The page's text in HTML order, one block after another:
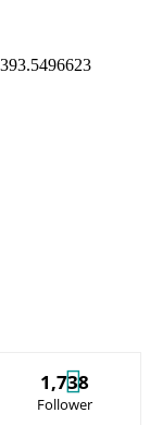
1,738
Follower